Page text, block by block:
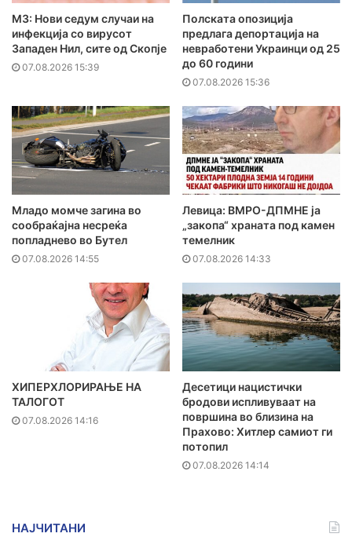
МЗ: Нови седум случаи на
инфекција со вирусот
Западен Нил, сите од Скопје
07.08.2026 15:39
Полската опозиција
предлага депортација на
невработени Украинци од 25
до 60 години
07.08.2026 15:36
Младо момче загина во
сообраќајна несреќа
попладнево во Бутел
07.08.2026 14:55
Левица: ВМРО-ДПМНЕ ја
„закопа“ храната под камен
темелник
07.08.2026 14:33
ХИПЕРХЛОРИРАЊЕ НА
ТАЛОГОТ
07.08.2026 14:16
Десетици нацистички
бродови испливуваат на
површина во близина на
Прахово: Хитлер самиот ги
потопил
07.08.2026 14:14
НАЈЧИТАНИ